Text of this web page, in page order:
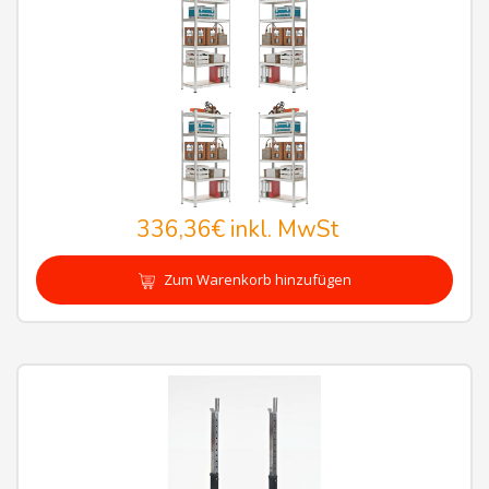
336,36€inkl. MwSt
Zum Warenkorb hinzufügen